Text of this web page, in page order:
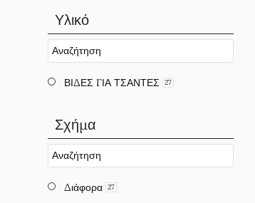
Αρχική
Πλευρική
Στήλη
Υλικό
ΒΙΔΕΣ ΓΙΑ ΤΣΑΝΤΕΣ 27
Σχήμα
Διάφορα 27